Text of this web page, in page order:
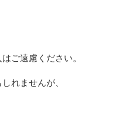
ご遠慮ください。
れませんが、